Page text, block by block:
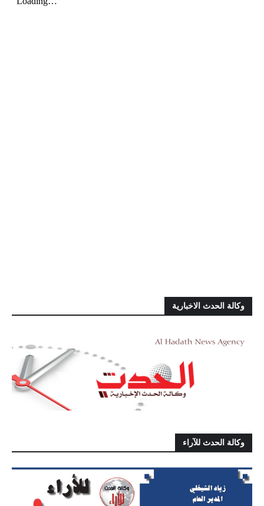
وكالة الحدث الاخبارية
وكالة الحدث للآراء